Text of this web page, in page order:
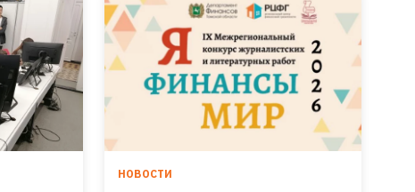
НОВОСТИ